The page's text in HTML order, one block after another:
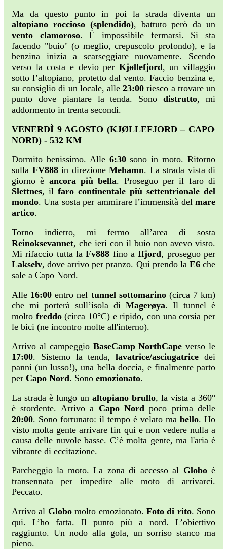
Ma da questo punto in poi la strada diventa un
altopiano roccioso (splendido), battuto però da un
vento clamoroso. È impossibile fermarsi. Si sta
facendo "buio" (o meglio, crepuscolo profondo), e la
benzina inizia a scarseggiare nuovamente. Scendo
verso la costa e devio per Kjøllefjord, un villaggio
sotto l’altopiano, protetto dal vento. Faccio benzina e,
su consiglio di un locale, alle23:00 riesco a trovare un
punto dove piantare la tenda. Sonodistrutto, mi
addormento in trenta secondi.
VENERDÌ 9 AGOSTO (KJØLLEFJORD – CAPO
NORD) - 532 KM
Dormito benissimo. Alle 6:30sono in moto. Ritorno
sulla FV888in direzione Mehamn. La strada vista di
giorno è ancora più bella. Proseguo per il faro di
Slettnes, il faro continentale più settentrionale del
mondo. Una sosta per ammirare l’immensità del mare
artico.
Torno indietro, mi fermo all’area di sosta
Reinoksevannet, che ieri con il buio non avevo visto.
Mi rifaccio tutta laFv888 fino aIfjord, proseguo per
Lakselv, dove arrivo per pranzo. Qui prendo la E6che
sale a Capo Nord.
Alle 16:00 entro nel tunnel sottomarino(circa 7 km)
che mi porterà sull’isola di Magerøya. Il tunnel è
molto freddo(circa 10°C) e ripido, con una corsia per
le bici (ne incontro molte all'interno).
Arrivo al campeggio BaseCamp NorthCape verso le
17:00. Sistemo la tenda,lavatrice/asciugatrice dei
panni (un lusso!), una bella doccia, e finalmente parto
per Capo Nord. Sono emozionato.
La strada è lungo un altopiano brullo, la vista a 360°
è stordente. Arrivo a Capo Nord poco prima delle
20:00. Sono fortunato: il tempo è velato ma bello. Ho
visto molta gente arrivare fin qui e non vedere nulla a
causa delle nuvole basse. C’è molta gente, ma l'aria è
vibrante di eccitazione.
Parcheggio la moto. La zona di accesso al Globoè
transennata per impedire alle moto di arrivarci.
Peccato.
Arrivo al Globomolto emozionato. Foto di rito. Sono
qui. L’ho fatta. Il punto più a nord. L’obiettivo
raggiunto. Un nodo alla gola, un sorriso stanco ma
pieno.